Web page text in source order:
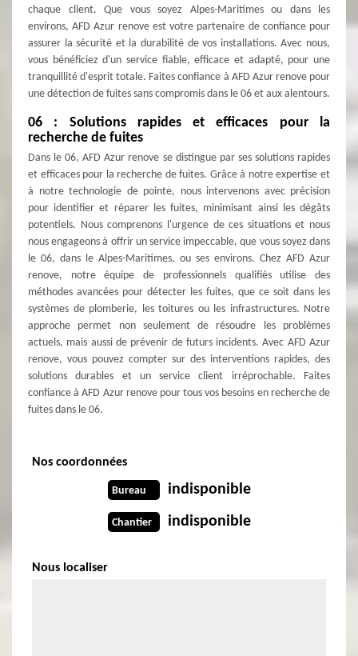
chaque client. Que vous soyez Alpes-Maritimes ou dans les
environs, AFD Azur renove est votre partenaire de confiance pour
assurer la sécurité et la durabilité de vos installations. Avec nous,
vous bénéficiez d'un service fiable, efficace et adapté, pour une
tranquillité d'esprit totale. Faites confiance à AFD Azur renove pour
une détection de fuites sans compromis dans le 06 et aux alentours.
06 : Solutions rapides et efficaces pour la
recherche de fuites
Dans le 06, AFD Azur renove se distingue par ses solutions rapides
et efficaces pour la recherche de fuites. Grâce à notre expertise et
à notre technologie de pointe, nous intervenons avec précision
pour identifier et réparer les fuites, minimisant ainsi les dégâts
potentiels. Nous comprenons l'urgence de ces situations et nous
nous engageons à offrir un service impeccable, que vous soyez dans
le 06, dans le Alpes-Maritimes, ou ses environs. Chez AFD Azur
renove, notre équipe de professionnels qualifiés utilise des
méthodes avancées pour détecter les fuites, que ce soit dans les
systèmes de plomberie, les toitures ou les infrastructures. Notre
approche permet non seulement de résoudre les problèmes
actuels, mais aussi de prévenir de futurs incidents. Avec AFD Azur
renove, vous pouvez compter sur des interventions rapides, des
solutions durables et un service client irréprochable. Faites
confiance à AFD Azur renove pour tous vos besoins en recherche de
fuites dans le 06.
Nos coordonnées
Bureau indisponible
Chantier indisponible
Nous localiser